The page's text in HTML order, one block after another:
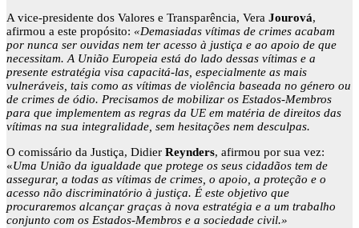
A vice-presidente dos Valores e Transparência, Vera Jourová,
afirmou a este propósito: «Demasiadas vítimas de crimes acabam
por nunca ser ouvidas nem ter acesso à justiça e ao apoio de que
necessitam. A União Europeia está do lado dessas vítimas e a
presente estratégia visa capacitá-las, especialmente as mais
vulneráveis, tais como as vítimas de violência baseada no género ou
de crimes de ódio. Precisamos de mobilizar os Estados-Membros
para que implementem as regras da UE em matéria de direitos das
vítimas na sua integralidade, sem hesitações nem desculpas.
O comissário da Justiça, Didier Reynders, afirmou por sua vez:
«Uma União da igualdade que protege os seus cidadãos tem de
assegurar, a todas as vítimas de crimes, o apoio, a proteção e o
acesso não discriminatório à justiça. É este objetivo que
procuraremos alcançar graças à nova estratégia e a um trabalho
conjunto com os Estados-Membros e a sociedade civil.»